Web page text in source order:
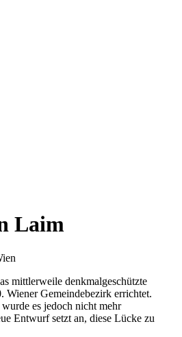
Laim
mittlerweile denkmalgeschützte
Wiener Gemeindebezirk errichtet.
es jedoch nicht mehr
Entwurf setzt an, diese Lücke zu